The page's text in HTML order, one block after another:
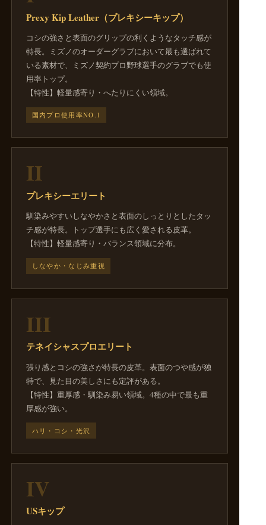
Prexy Kip Leather（プレキシーキップ）
コシの強さと表面のグリップの利くようなタッチ感が
特長。ミズノのオーダーグラブにおいて最も選ばれて
いる素材で、ミズノ契約プロ野球選手のグラブでも使
用率トップ。
【特性】軽量感寄り・へたりにくい領域。
国内プロ使用率NO.1
II
プレキシーエリート
馴染みやすいしなやかさと表面のしっとりとしたタッ
チ感が特長。トップ選手にも広く愛される皮革。
【特性】軽量感寄り・バランス領域に分布。
しなやか・なじみ重視
III
テネイシャスプロエリート
張り感とコシの強さが特長の皮革。表面のつや感が独
特で、見た目の美しさにも定評がある。
【特性】重厚感・馴染み易い領域。4種の中で最も重
厚感が強い。
ハリ・コシ・光沢
IV
USキップ